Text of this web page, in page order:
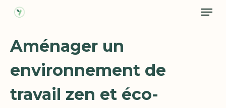
Skip
content
Menu
Aménager un
environnement de
travail zen et éco-